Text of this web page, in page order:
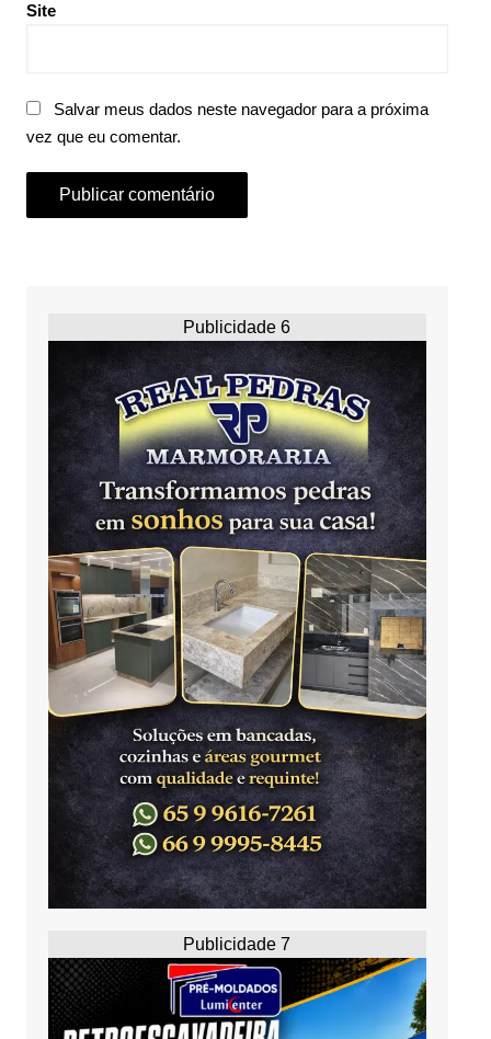
Site
Salvar meus dados neste navegador para a próxima
vez que eu comentar.
Publicidade 6
Publicidade 7